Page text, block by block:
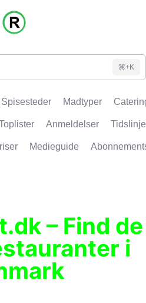
⌘+K
Spisesteder Madtyper
Anmeldelser Tidslinje
Medieguide
– Find de
i